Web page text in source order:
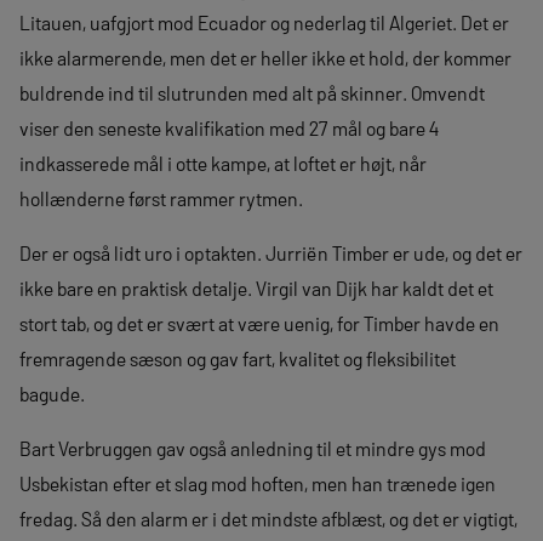
Litauen, uafgjort mod Ecuador og nederlag til Algeriet. Det er
ikke alarmerende, men det er heller ikke et hold, der kommer
buldrende ind til slutrunden med alt på skinner. Omvendt
viser den seneste kvalifikation med 27 mål og bare 4
indkasserede mål i otte kampe, at loftet er højt, når
hollænderne først rammer rytmen.
Der er også lidt uro i optakten. Jurriën Timber er ude, og det er
ikke bare en praktisk detalje. Virgil van Dijk har kaldt det et
stort tab, og det er svært at være uenig, for Timber havde en
fremragende sæson og gav fart, kvalitet og fleksibilitet
bagude.
Bart Verbruggen gav også anledning til et mindre gys mod
Usbekistan efter et slag mod hoften, men han trænede igen
fredag. Så den alarm er i det mindste afblæst, og det er vigtigt,